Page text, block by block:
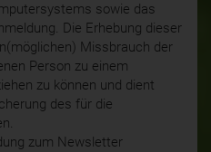
sowie das
Die Erhebung dieser
Missbrauch der
Person zu einem
zu können und dient
des für die
zum Newsletter